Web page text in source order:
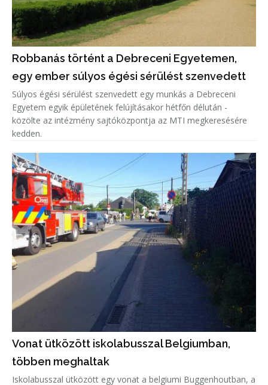
Robbanás történt a Debreceni Egyetemen,
egy ember súlyos égési sérülést szenvedett
Súlyos égési sérülést szenvedett egy munkás a Debreceni
Egyetem egyik épületének felújításakor hétfőn délután -
közölte az intézmény sajtóközpontja az MTI megkeresésére
kedden.
Vonat ütközött iskolabusszal Belgiumban,
többen meghaltak
Iskolabusszal ütközött egy vonat a belgiumi Buggenhoutban, a